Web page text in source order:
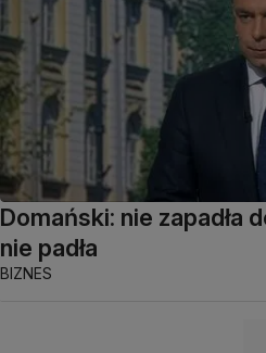
Domański: nie zapadła
nie padła
BIZNES